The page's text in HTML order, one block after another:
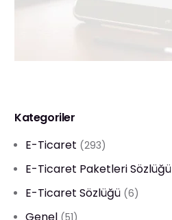
Kategoriler
E-Ticaret (293)
E-Ticaret Paketleri Sözlüğü
E-Ticaret Sözlüğü (6)